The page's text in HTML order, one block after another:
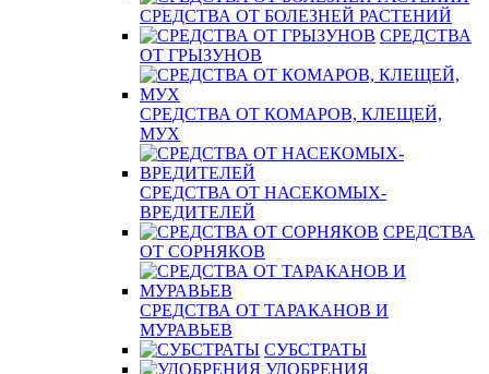
СРЕДСТВА ОТ БОЛЕЗНЕЙ РАСТЕНИЙ
СРЕДСТВА
ОТ ГРЫЗУНОВ
СРЕДСТВА ОТ КОМАРОВ, КЛЕЩЕЙ,
МУХ
СРЕДСТВА ОТ НАСЕКОМЫХ-
ВРЕДИТЕЛЕЙ
СРЕДСТВА
ОТ СОРНЯКОВ
СРЕДСТВА ОТ ТАРАКАНОВ И
МУРАВЬЕВ
СУБСТРАТЫ
УДОБРЕНИЯ